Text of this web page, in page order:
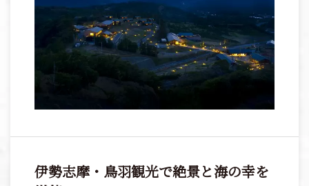
シブサービスのリゾートステイが体験できます。
伊勢志摩・鳥羽観光で絶景と海の幸を